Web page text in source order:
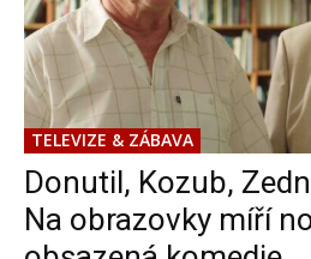
TELEVIZE & ZÁBAVA
Donutil, Kozub,
Na obrazovky míří